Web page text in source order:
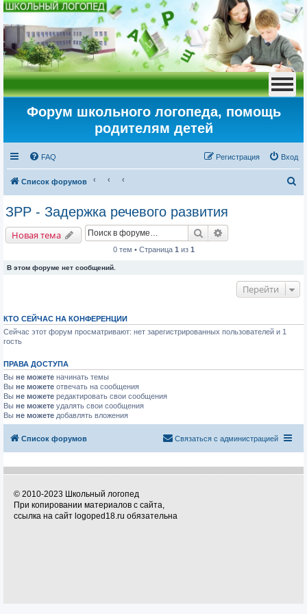
Форум школьного логопеда, помощь
родителям детей
FAQ Вход
Регистрация
Список форумов
о
ЗРР - Задержка речевого развития
Новая тема Поиск
0 тем • Страница 1 из 1
В этом форуме нет сообщений.
Перейти
КТО СЕЙЧАС НА КОНФЕРЕНЦИИ
Сейчас этот форум просматривают: нет зарегистрированных пользователей и 1
гость
ПРАВА ДОСТУПА
Вы не можете начинать темы
Вы не можете отвечать на сообщения
Вы не можете редактировать свои сообщения
Вы не можете удалять свои сообщения
Вы не можете добавлять вложения
Список форумов Связаться с администрацией
© 2010-2023 Школьный логопед
При копировании материалов с сайта,
ссылка на сайт logoped18.ru обязательна